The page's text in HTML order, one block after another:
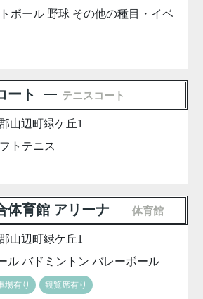
ボール 野球 その他の種目・イベ
ート テニスコート
山辺町緑ケ丘1
トテニス
体育館 アリーナ 体育館
山辺町緑ケ丘1
ル バドミントン バレーボール
場有り 観覧席有り